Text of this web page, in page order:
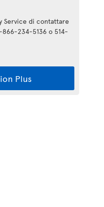
Service di contattare
234-5136 o 514-
Plus